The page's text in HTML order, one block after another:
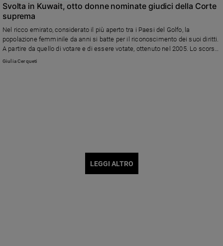
Svolta in Kuwait, otto donne nominate giudici della Corte
suprema
Nel ricco emirato, considerato il più aperto tra i Paesi del Golfo, la
popolazione femminile da anni si batte per il riconoscimento dei suoi diritti.
A partire da quello di votare e di essere votate, ottenuto nel 2005. Lo scorso
agosto è stata approvata una legge che punisce la violenza domestica.
Giulia Cerqueti
LEGGI ALTRO